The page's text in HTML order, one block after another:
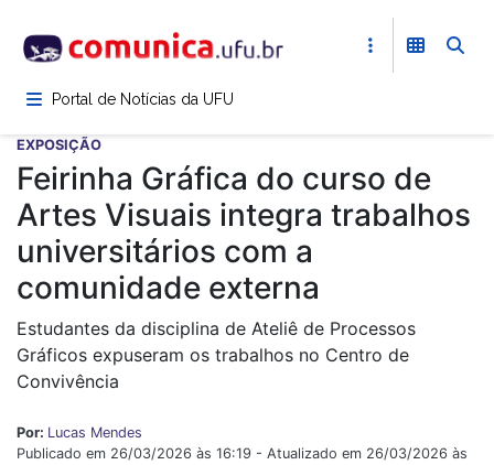
para
conteúdoPortal de Notícias da UFU
EXPOSIÇÃO
Feirinha Gráfica do curso de
Artes Visuais integra trabalhos
universitários com a
comunidade externa
Estudantes da disciplina de Ateliê de Processos
Gráficos expuseram os trabalhos no Centro de
Convivência
Por: Lucas Mendes
Publicado em 26/03/2026 às 16:19 - Atualizado em 26/03/2026 às